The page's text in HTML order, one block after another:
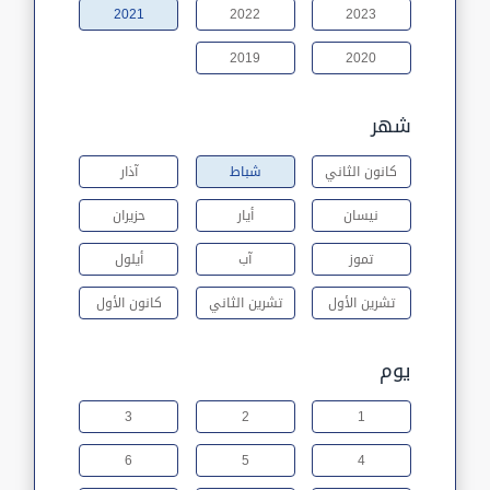
2023
2022
2021
2020
2019
شهر
كانون الثاني شباط
آذار
نيسان
أيار
حزيران
تموز
آب
أيلول
تشرين الأول
تشرين الثاني كانون الأول
يوم
1
2
3
4
5
6